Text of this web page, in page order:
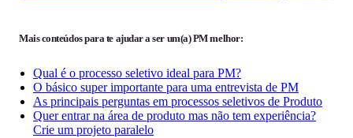
Mais conteúdos para te ajudar a ser um(a) PM melhor:
Qual é o processo seletivo ideal para PM?
O básico super importante para uma entrevista de PM
As principais perguntas em processos seletivos de Produto
Quer entrar na área de produto mas não tem experiência?
Crie um projeto paralelo